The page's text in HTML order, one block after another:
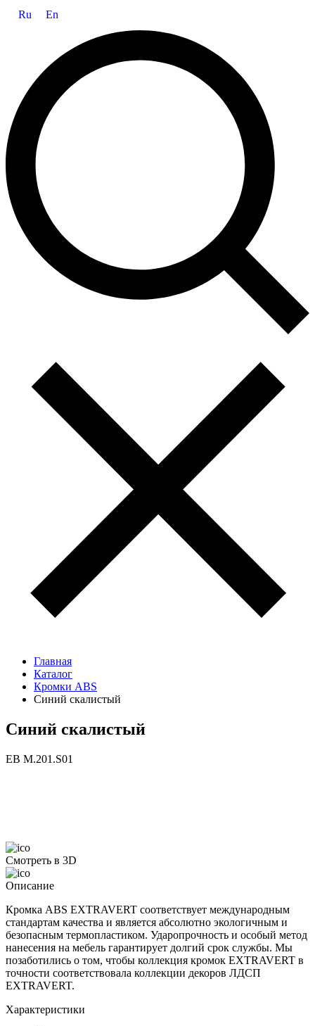
Ru En
Главная
Каталог
Кромки ABS
Синий скалистый
Синий скалистый
ЕВ M.201.S01
Смотреть в 3D
Описание
Кромка ABS EXTRAVERT соответствует международным
стандартам качества и является абсолютно экологичным и
безопасным термопластиком. Ударопрочность и особый метод
нанесения на мебель гарантирует долгий срок службы. Мы
позаботились о том, чтобы коллекция кромок EXTRAVERT в
точности соответствовала коллекции декоров ЛДСП
EXTRAVERT.
Характеристики